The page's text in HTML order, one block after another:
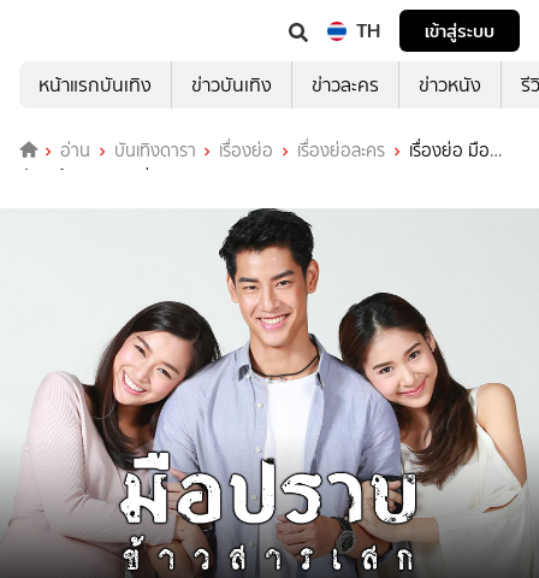
TH
เข้าสู่ระบบ
หน้าแรกบันเทิง
ข่าวบันเทิง ข่าวละคร ข่าวหนัง รี
อ่าน บันเทิงดารา เรื่องย่อ เรื่องย่อละคร
เรื่องย่อ มือ
ปราบข้าวสารเสก ช่อง 3HD